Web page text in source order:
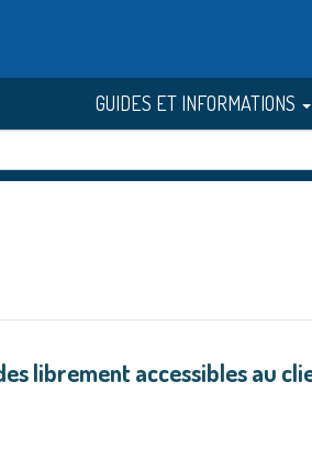
GUIDES ET INFORMATIONS
librement accessibles au